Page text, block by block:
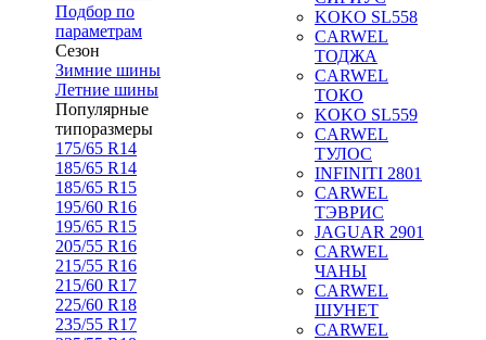
Подбор по
параметрам
Сезон
Зимние шины
Летние шины
Популярные
типоразмеры
175/65 R14
185/65 R14
185/65 R15
195/60 R16
195/65 R15
205/55 R16
215/55 R16
215/60 R17
225/60 R18
235/55 R17
KOKO SL558
CARWEL
ТОДЖА
CARWEL
ТОКО
KOKO SL559
CARWEL
ТУЛОС
INFINITI 2801
CARWEL
ТЭВРИС
JAGUAR 2901
CARWEL
ЧАНЫ
CARWEL
ШУНЕТ
CARWEL